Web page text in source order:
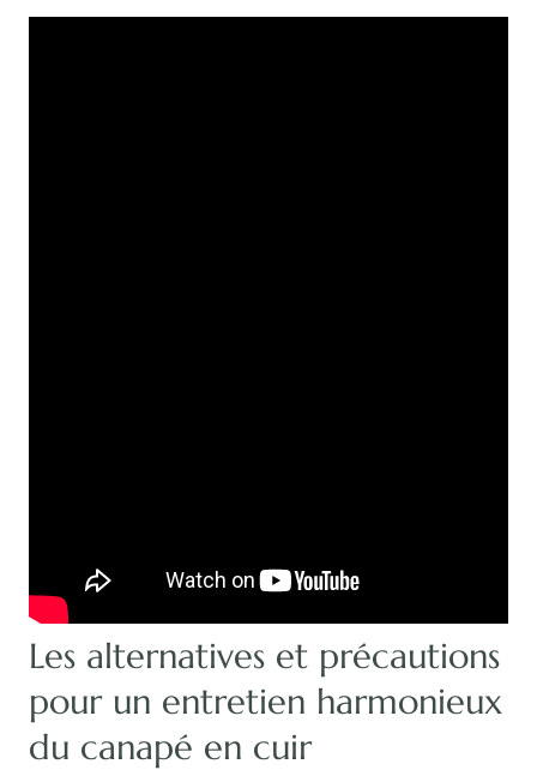
Les alternatives et précautions
pour un entretien harmonieux
du canapé en cuir